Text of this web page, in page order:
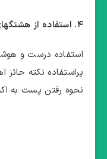
۴. استفاده از هشتگهای مرتبط و پراستفاده
استفاده درست و
پراستفاده نکته
نحوه رفتن پست به